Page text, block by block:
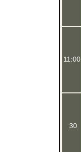
11:00
:30